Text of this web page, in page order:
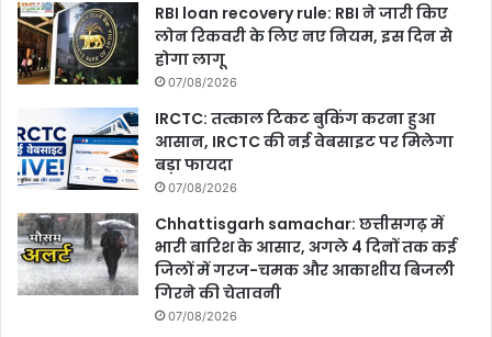
RBI loan recovery rule: RBI ने जारी किए
लोन रिकवरी के लिए नए नियम, इस दिन से
होगा लागू
07/08/2026
IRCTC: तत्काल टिकट बुकिंग करना हुआ
आसान, IRCTC की नई वेबसाइट पर मिलेगा
बड़ा फायदा
07/08/2026
Chhattisgarh samachar: छत्तीसगढ़ में
भारी बारिश के आसार, अगले 4 दिनों तक कई
जिलों में गरज-चमक और आकाशीय बिजली
गिरने की चेतावनी
07/08/2026